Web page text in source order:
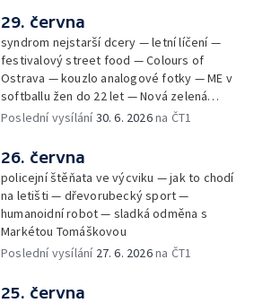
29. června
syndrom nejstarší dcery — letní líčení —
festivalový street food — Colours of
Ostrava — kouzlo analogové fotky — ME v
softballu žen do 22 let — Nová zelená
úsporám — Global Teacher Prize Czech
Poslední vysílání30. 6. 2026na ČT1
26. června
policejní štěňata ve výcviku — jak to chodí
na letišti — dřevorubecký sport —
humanoidní robot — sladká odměna s
Markétou Tomáškovou
Poslední vysílání 27. 6. 2026na ČT1
25. června